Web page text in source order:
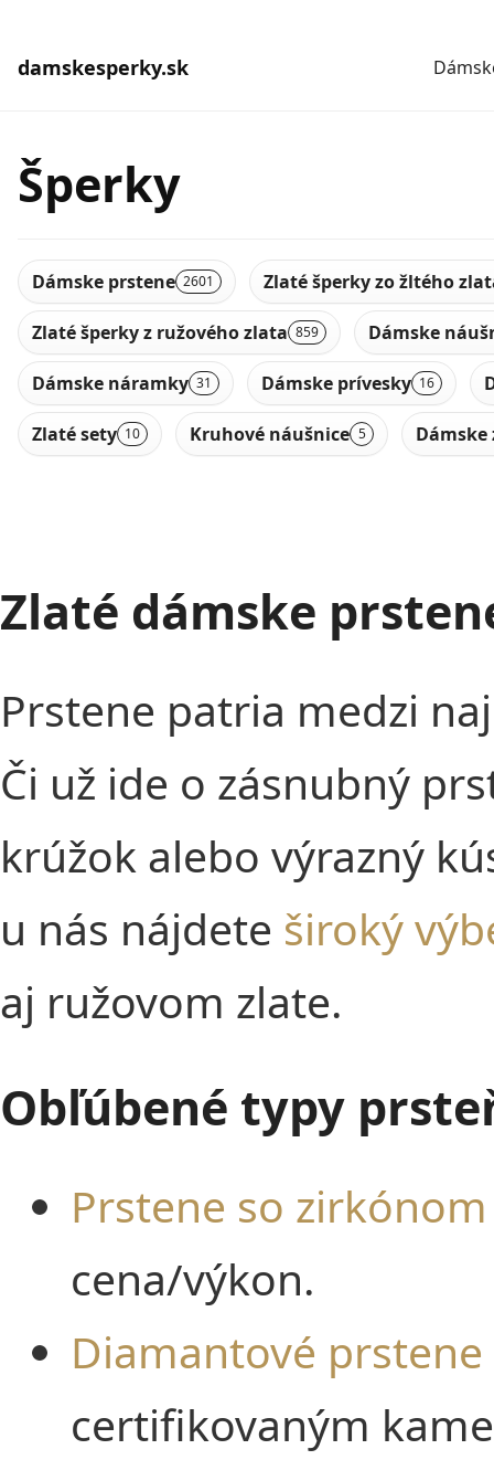
damskesperky.sk
Šperky
Dámske prstene 2601 Zlaté šperky zo žltého
Zlaté šperky z ružového zlata 859 Dámske
Dámske náramky 31 Dámske prívesky 16
Zlaté sety 10 Kruhové náušnice 5
Zlaté dámske
Prstene patria medzi
Či už ide o zásnubný
krúžok alebo výrazný
u nás nájdete široký
aj ružovom zlate.
Obľúbené typy
Prstene so zirkónom
cena/výkon.
Diamantové prstene
certifikovaným